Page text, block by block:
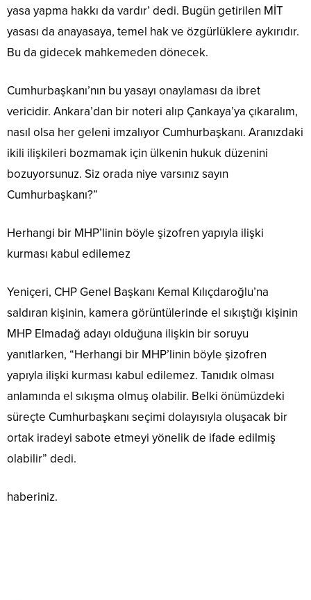
yasa yapma hakkı da vardır’ dedi. Bugün getirilen MİT
yasası da anayasaya, temel hak ve özgürlüklere aykırıdır.
Bu da gidecek mahkemeden dönecek.
Cumhurbaşkanı’nın bu yasayı onaylaması da ibret
vericidir. Ankara’dan bir noteri alıp Çankaya’ya çıkaralım,
nasıl olsa her geleni imzalıyor Cumhurbaşkanı. Aranızdaki
ikili ilişkileri bozmamak için ülkenin hukuk düzenini
bozuyorsunuz. Siz orada niye varsınız sayın
Cumhurbaşkanı?”
Herhangi bir MHP’linin böyle şizofren yapıyla ilişki
kurması kabul edilemez
Yeniçeri, CHP Genel Başkanı Kemal Kılıçdaroğlu’na
saldıran kişinin, kamera görüntülerinde el sıkıştığı kişinin
MHP Elmadağ adayı olduğuna ilişkin bir soruyu
yanıtlarken, “Herhangi bir MHP’linin böyle şizofren
yapıyla ilişki kurması kabul edilemez. Tanıdık olması
anlamında el sıkışma olmuş olabilir. Belki önümüzdeki
süreçte Cumhurbaşkanı seçimi dolayısıyla oluşacak bir
ortak iradeyi sabote etmeyi yönelik de ifade edilmiş
olabilir” dedi.
haberiniz.